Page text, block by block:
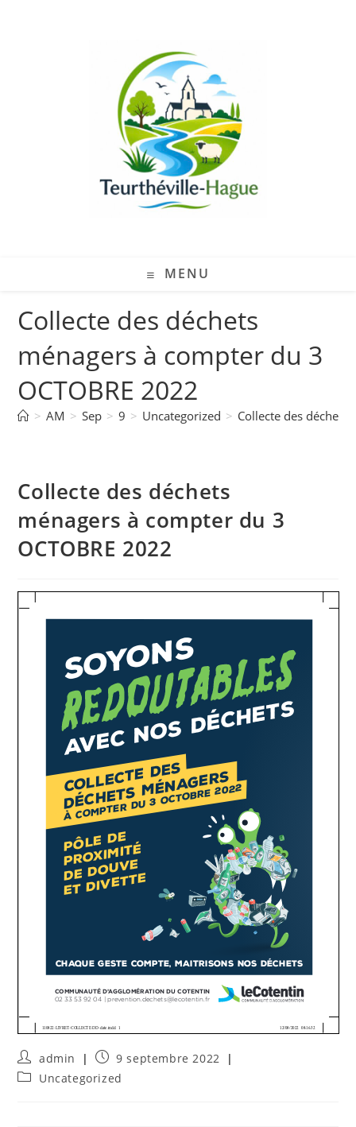
MENU
Collecte des déchets
ménagers à compter du 3
OCTOBRE 2022
> AM > Sep > 9 > Uncategorized > Collecte des déchets
Collecte des déchets
ménagers à compter du 3
OCTOBRE 2022
admin
9 septembre 2022
Uncategorized